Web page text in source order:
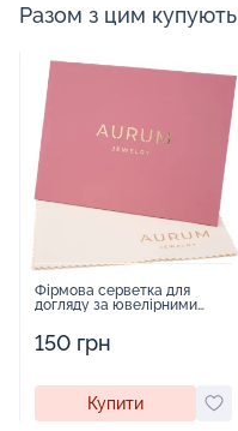
Разом з цим купують
Фірмова серветка для
догляду за ювелірними
150 грн
Купити